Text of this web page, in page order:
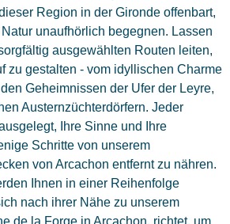
Region in der Gironde offenbart,
unaufhörlich begegnen. Lassen
ausgewählten Routen leiten,
zu gestalten - vom idyllischen Charme
Geheimnissen der Ufer der Leyre,
Austernzüchterdörfern. Jeder
Ihre Sinne und Ihre
Schritte von unserem
von Arcachon entfernt zu nähren.
Ihnen in einer Reihenfolge
nach ihrer Nähe zu unserem
de la Forge in Arcachon, richtet, um